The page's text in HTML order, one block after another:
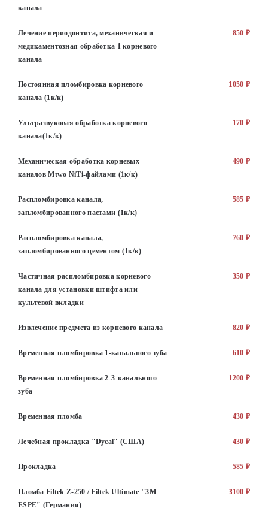
канала
Лечение периодонтита, механическая и
медикаментозная обработка 1 корневого
канала
850 ₽
Постоянная пломбировка корневого
канала (1к/к)
1050 ₽
Ультразвуковая обработка корневого
канала(1к/к)
170 ₽
Механическая обработка корневых
каналов Mtwo NiTi-файлами (1к/к)
490 ₽
Распломбировка канала,
запломбированного пастами (1к/к)
585 ₽
Распломбировка канала,
запломбированного цементом (1к/к)
760 ₽
Частичная распломбировка корневого
канала для установки штифта или
культевой вкладки
350 ₽
Извлечение предмета из корневого канала 820 ₽
Временная пломбировка 1-канального зуба 610 ₽
Временная пломбировка 2-3-канального
зуба
1200 ₽
Временная пломба 430 ₽
Лечебная прокладка "Dycal" (США) 430 ₽
Прокладка 585 ₽
Пломба Filtek Z-250 / Filtek Ultimate "3M
ESPE" (Германия)
3100 ₽